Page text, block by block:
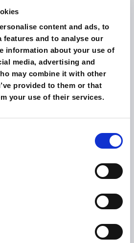
content and ads, to
features and to analyse our
information about your use of
media, advertising and
may combine it with other
provided to them or that
your use of their services.